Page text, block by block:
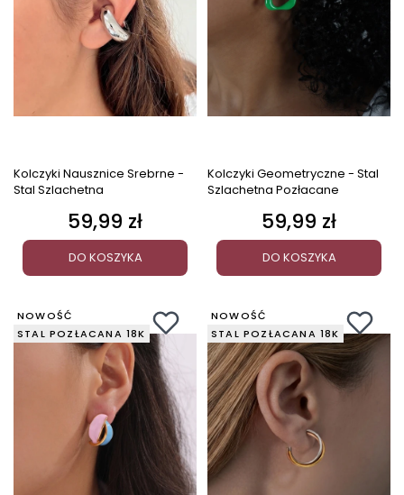
Kolczyki Nausznice Srebrne -
Stal Szlachetna
Cena
59,99 zł
DO KOSZYKA
Kolczyki Geometryczne - Stal
Szlachetna Pozłacane
Cena
59,99 zł
DO KOSZYKA
NOWOŚĆ
STAL POZŁACANA 18K
NOWOŚĆ
STAL POZŁACANA 18K